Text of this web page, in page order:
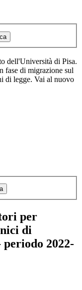
dell'Università di Pisa.
fase di migrazione sul
di legge. Vai al nuovo
per
di
2022-